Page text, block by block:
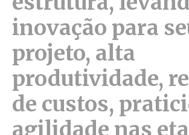
inovação para
projeto, alta
produtividade,
de custos,
agilidade nas